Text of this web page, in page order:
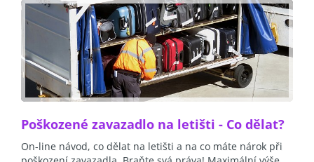
Poškozené zavazadlo na letišti - Co dělat?
On-line návod, co dělat na letišti a na co máte nárok při